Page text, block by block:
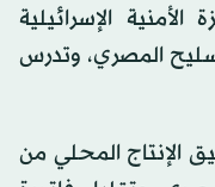
الإسرائيلية
المصري، وتدرس
الإنتاج المحلي من